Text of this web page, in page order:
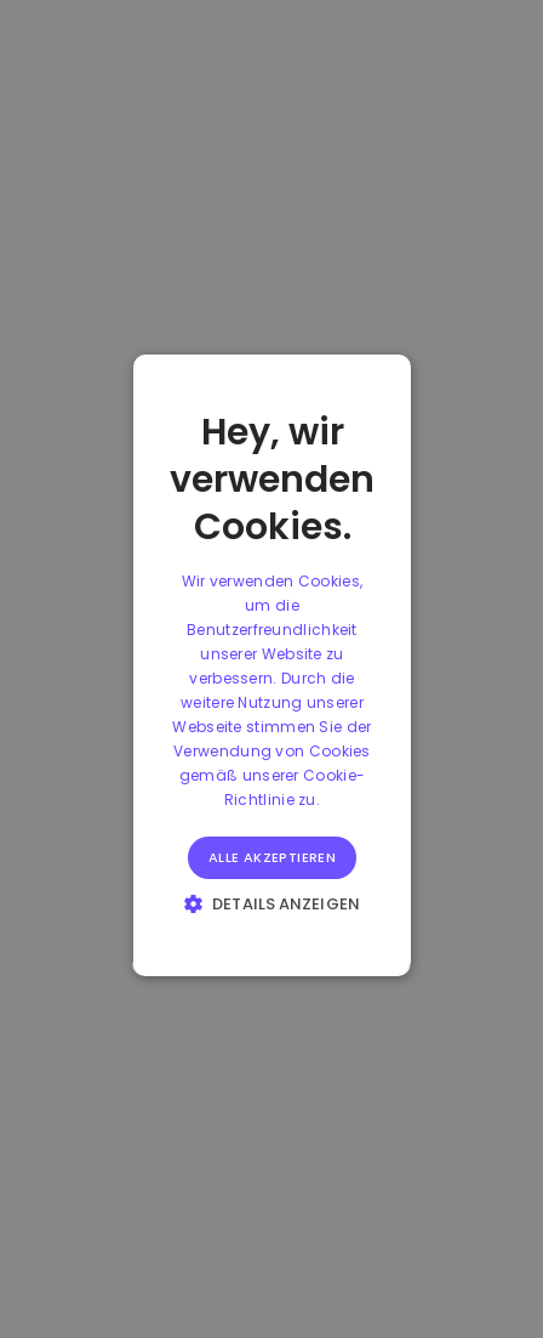
Hey, wir
verwenden
Cookies.
Wir verwenden Cookies,
um die
Benutzerfreundlichkeit
unserer Website zu
verbessern. Durch die
weitere Nutzung unserer
Webseite stimmen Sie der
Verwendung von Cookies
gemäß unserer Cookie-
Richtlinie zu.
ALLE AKZEPTIEREN
DETAILS ANZEIGEN